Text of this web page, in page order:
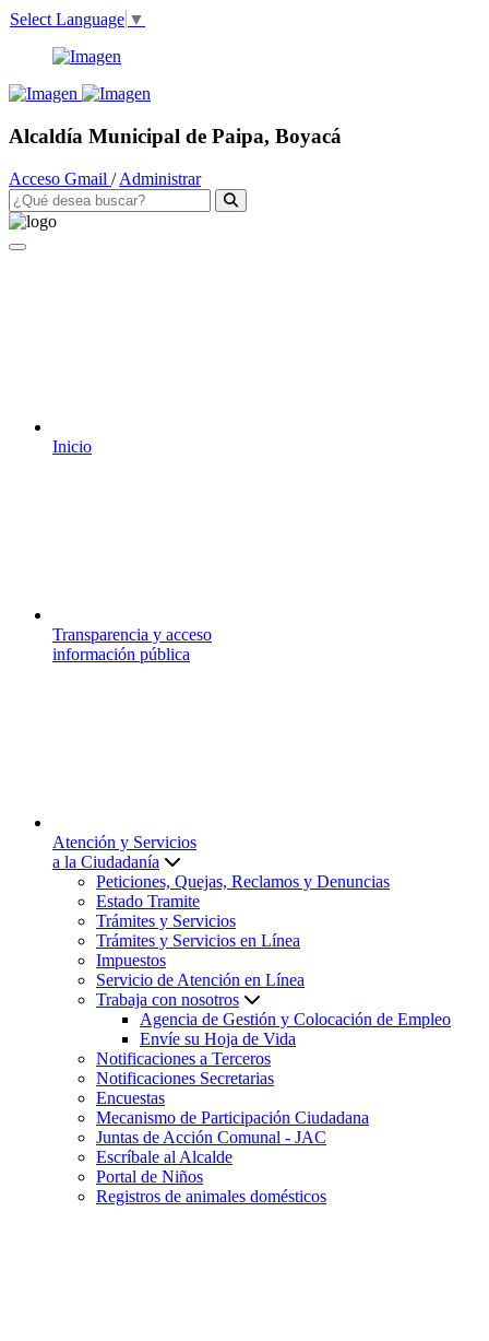
Select Language ▼
Alcaldía Municipal de Paipa, Boyacá
Acceso Gmail /Administrar
Inicio
Transparencia y acceso
información pública
Atención y Servicios
a la Ciudadanía
Peticiones, Quejas, Reclamos y Denuncias
Estado Tramite
Trámites y Servicios
Trámites y Servicios en Línea
Impuestos
Servicio de Atención en Línea
Trabaja con nosotros
Agencia de Gestión y Colocación de Empleo
Envíe su Hoja de Vida
Notificaciones a Terceros
Notificaciones Secretarias
Encuestas
Mecanismo de Participación Ciudadana
Juntas de Acción Comunal - JAC
Escríbale al Alcalde
Portal de Niños
Registros de animales domésticos